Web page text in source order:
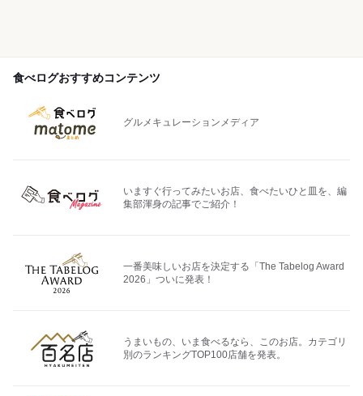
食べログおすすめコンテンツ
グルメキュレーションメディア
いますぐ行ってみたいお店、食べたいひと皿を、編
集部渾身の記事でご紹介！
一番美味しいお店を決定する「The Tabelog Award
2026」ついに発表！
うまいもの、いま食べるなら、このお店。カテゴリ
別のランキングTOP100店舗を発表。